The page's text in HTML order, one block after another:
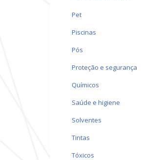
pet
piscinas
pós
proteção e segurança
químicos
saúde e higiene
solventes
tintas
tóxicos